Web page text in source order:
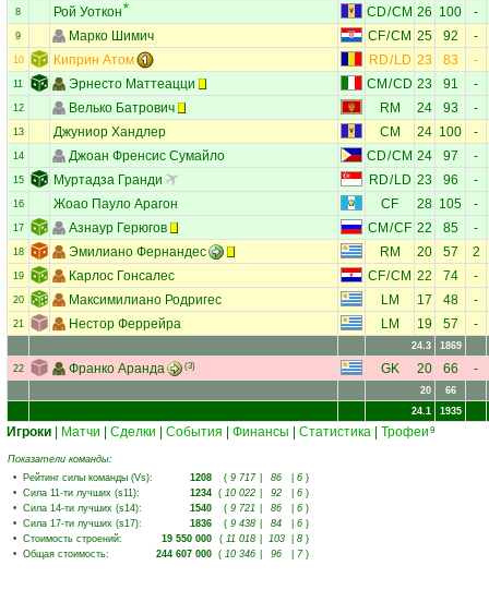
8 Рой Уоткон CD/CM 26 100 -
9 Марко Шимич CF/CM 25 92 -
10 Киприн Атом RD/LD 23 83 -
11 Эрнесто Маттеацци CM /CD 23 91 -
12 Велько Батрович RM 24 93 -
13 Джуниор Хандлер CM 24 100 -
14 Джоан Френсис Сумайло CD/CM 24 97 -
15 Муртадза Гранди RD/LD 23 96 -
16 Жоао Пауло Арагон CF 28 105 -
17 Азнаур Герюгов CM /CF 22 85 -
18 Эмилиано Фернандес RM 20 57 2
19 Карлос Гонсалес CF/CM 22 74 -
20 Максимилиано Родригес LM 17 48 -
21 Нестор Феррейра LM 19 57 -
24.3 1869
22 Франко Аранда (3) GK 20 66 -
20
66
24.1
1935
Игроки Матчи Сделки События Финансы Статистика Трофеи 9
Показатели команды:
• Рейтинг силы команды (Vs): 1208 ( 9 717 86 6 )
• Сила 11-ти лучших (s11): 1234 ( 10 022 92 6 )
• Сила 14-ти лучших (s14): 1540 ( 9 721 86 6 )
• Сила 17-ти лучших (s17): 1836 ( 9 438 84 6 )
• Стоимость строений: 19 550 000 ( 11 018 103 8 )
• Общая стоимость: 244 607 000 ( 10 346 96 7 )